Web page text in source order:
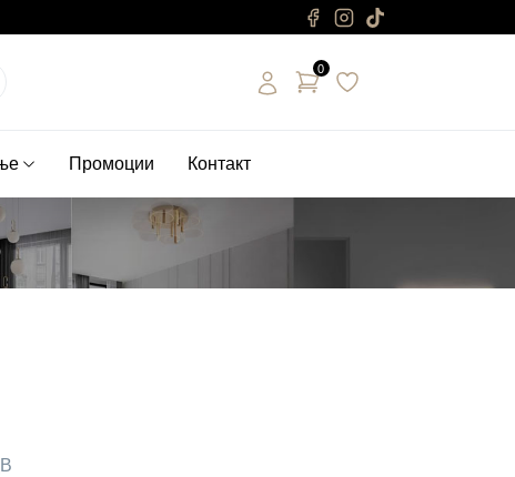
0
Промоции Контакт